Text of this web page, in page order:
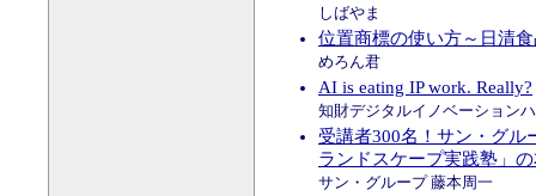
しばやま
位置商標の使い方～日清
めろん君
AI is eating IP work. Really?
知財デジタルイノベーション
受講者300名！サン・グル
ランドスケープ実践塾」
サン・グループ 藤本周一